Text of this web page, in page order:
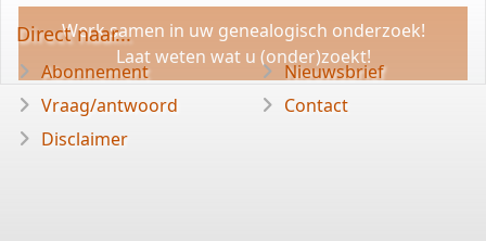
Werk samen in uw genealogisch onderzoek!
Laat weten wat u (onder)zoekt!
Direct naar...
Abonnement
Vraag/antwoord
Disclaimer
Nieuwsbrief
Contact